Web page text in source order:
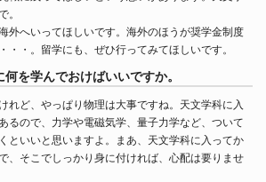
。
外へいってほしいです。海外のほうが奨学金制度
・・。留学にも、ぜひ行ってみてほしいです。
を学んでおけばいいですか。
れど、やっぱり物理は大事ですね。天文学科に入
るので、力学や電磁気学、量子力学など、ついて
といいと思いますよ。まあ、天文学科に入ってか
、そこでしっかり身に付ければ、心配は要りませ